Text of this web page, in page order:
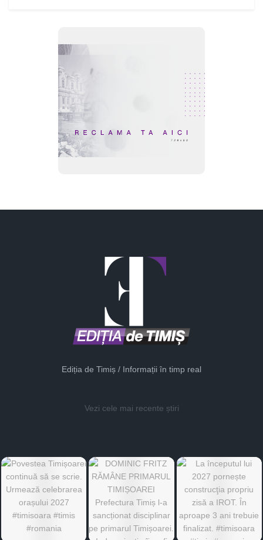
Ediția de Timiș / Informații în timp real
Vezi cele mai recente știri